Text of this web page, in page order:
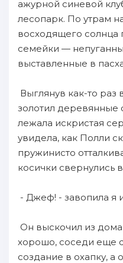
ажурной синевой
лесопарк. По утрам
восходящего солнца
семейки —
выставленные в
Выглянув как-то
золотил деревянные
лежала искристая
увидела, как Полли
пружинисто
косички свернулись
- Джеф! - завопила я
Он выскочил из
хорошо, соседи еще
создание в охапку,